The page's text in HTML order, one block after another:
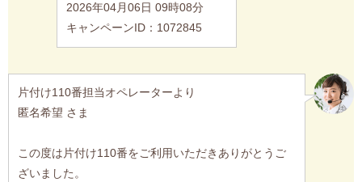
2026年04月06日 09時08分
キャンペーンID：1072845
片付け110番担当オペレーターより
匿名希望 さま
この度は片付け110番をご利用いただきありがとうご
ざいました。